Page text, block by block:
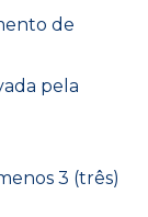
de
pela
3 (três)